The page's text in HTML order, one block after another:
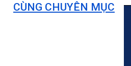
CÙNG CHUYÊN MỤC